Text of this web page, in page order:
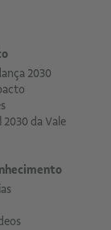
2030
da Vale